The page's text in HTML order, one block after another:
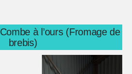
à l’ours (Fromage de
brebis)